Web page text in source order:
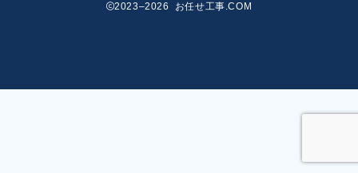
2023–2026 お任せ工事.COM